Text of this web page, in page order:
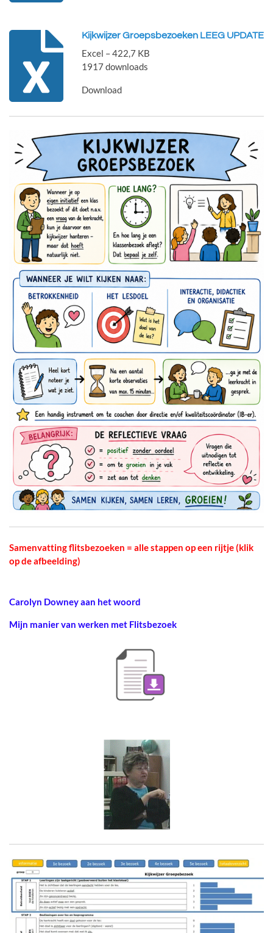
Kijkwijzer Groepsbezoeken LEEG UPDATE
Excel – 422,7 KB
1917 downloads
Download
Samenvatting flitsbezoeken = alle stappen op een rijtje (klik
op de afbeelding)
Carolyn Downey aan het woord
Mijn manier van werken met Flitsbezoek